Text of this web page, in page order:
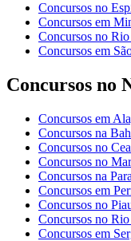
Concursos no
Concursos em
Concursos no
Concursos em
Concursos no
Concursos em
Concursos na
Concursos no
Concursos no
Concursos na
Concursos em
Concursos no
Concursos no
Concursos em